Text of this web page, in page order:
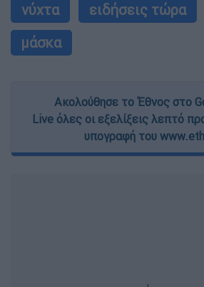
νύχτα ειδήσεις τώρα
μάσκα
Ακολούθησε το Έθνος στο
Live όλες οι εξελίξεις λεπτό
υπογραφή του